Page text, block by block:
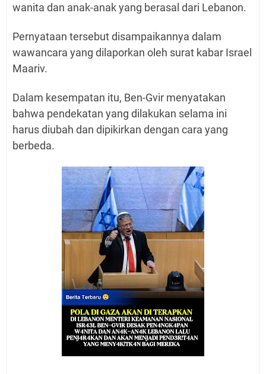
wanita dan anak-anak yang berasal dari Lebanon.
Pernyataan tersebut disampaikannya dalam
wawancara yang dilaporkan oleh surat kabar Israel
Maariv.
Dalam kesempatan itu, Ben-Gvir menyatakan
bahwa pendekatan yang dilakukan selama ini
harus diubah dan dipikirkan dengan cara yang
berbeda.